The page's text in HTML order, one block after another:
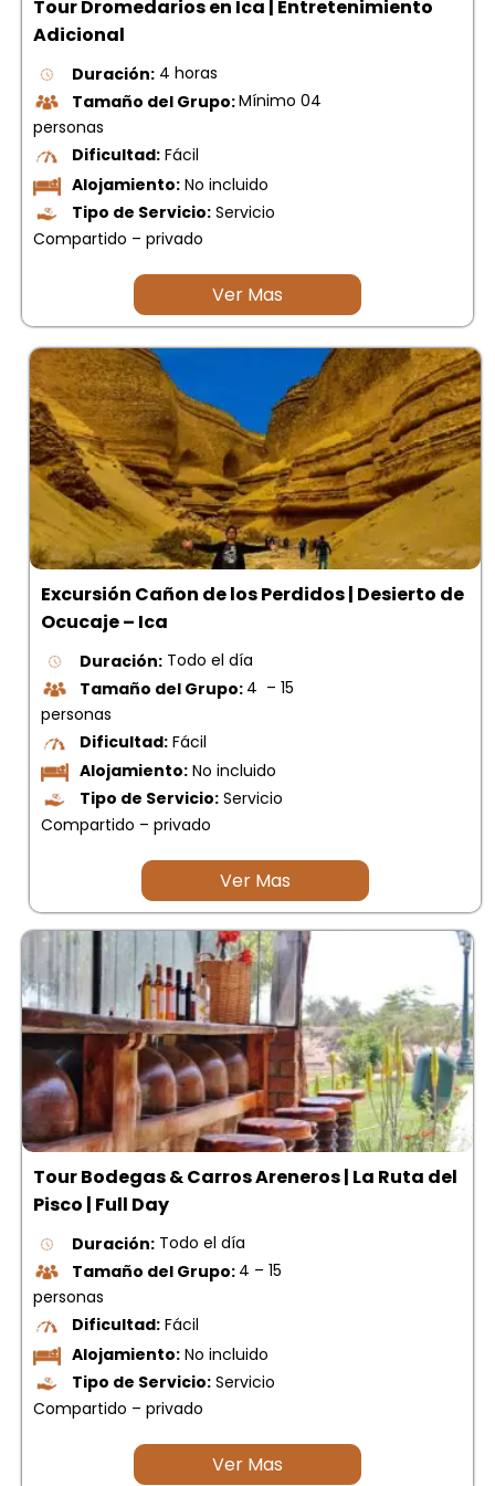
picchu
Tour de lujo Cusco 8 dias
Machupicchu + Hotel 4*
Tour Tiahuanaco desde Puno 1 día-
Puerta del Sol & Bolivia
Tour Uros Taquile 1 día | Salidas
desde Puno
Tour Dromedarios en Ica | Entretenimiento
Adicional
Duración: 4 horas
Tamaño del Grupo:Mínimo 04
personas
Dificultad: Fácil
Alojamiento: No incluido
Tipo de Servicio: Servicio
Compartido – privado
Ver Mas
Excursión Cañon de los Perdidos | Desierto de
Ocucaje – Ica
Duración: Todo el día
Tamaño del Grupo: 4 – 15
personas
Dificultad: Fácil
Alojamiento: No incluido
Tipo de Servicio: Servicio
Compartido – privado
Ver Mas
Tour Bodegas & Carros Areneros | La Ruta del
Pisco | Full Day
Duración: Todo el día
Tamaño del Grupo: 4 – 15
personas
Dificultad: Fácil
Alojamiento: No incluido
Tipo de Servicio: Servicio
Compartido – privado
Ver Mas